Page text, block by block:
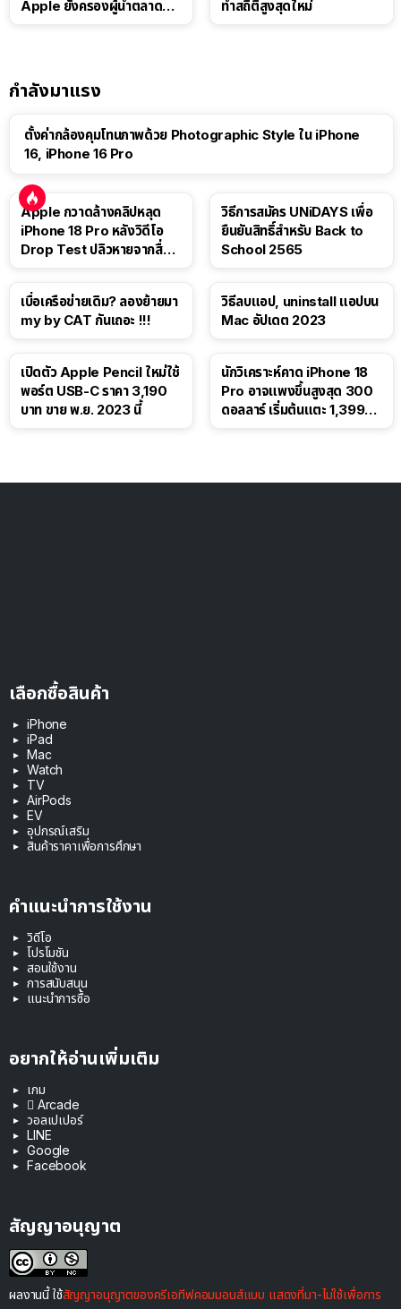
Apple ยังครองผู้นำตลาด
ทำสถิติสูงสุดใหม่
กำลังมาแรง
ตั้งค่ากล้องคุมโทนภาพด้วย Photographic Style ใน iPhone
16, iPhone 16 Pro
Apple กวาดล้างคลิปหลุด
iPhone 18 Pro หลังวิดีโอ
Drop Test ปลิวหายจากสื่อ
วิธีการสมัคร UNiDAYS เพื่อ
ยืนยันสิทธิ์สำหรับ Back to
School 2565
เบื่อเครือข่ายเดิม? ลองย้ายมา
my by CAT กันเถอะ !!!
วิธีลบแอป, uninstall แอปบน
Mac อัปเดต 2023
เปิดตัว Apple Pencil ใหม่ใช้
พอร์ต USB-C ราคา 3,190
บาท ขาย พ.ย. 2023 นี้
นักวิเคราะห์คาด iPhone 18
Pro อาจแพงขึ้นสูงสุด 300
ดอลลาร์ เริ่มต้นแตะ 1,399
เลือกซื้อสินค้า
iPhone
iPad
Mac
Watch
TV
AirPods
EV
อุปกรณ์เสริม
สินค้าราคาเพื่อการศึกษา
คำแนะนำการใช้งาน
วิดีโอ
โปรโมชัน
สอนใช้งาน
การสนับสนุน
แนะนำการซื้อ
อยากให้อ่านเพิ่มเติม
เกม
 Arcade
วอลเปเปอร์
LINE
Google
Facebook
สัญญาอนุญาต
ผลงานนี้ ใช้สัญญาอนุญาตของครีเอทีฟคอมมอนส์แบบ แสดงที่มา-ไม่ใช้เพื่อการ